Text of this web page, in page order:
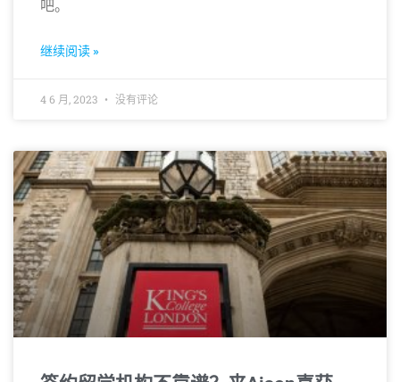
吧。
继续阅读 »
4 6 月, 2023 没有评论